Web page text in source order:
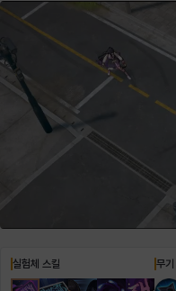
헤이즈 헨리
실험체 스킬 무기